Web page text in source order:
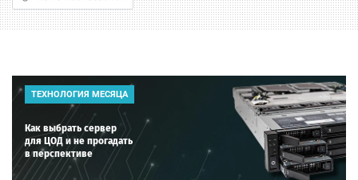
ТЕХНОЛОГИЯ МЕСЯЦА
Как выбрать сервер
для ЦОД и не прогадать
в перспективе